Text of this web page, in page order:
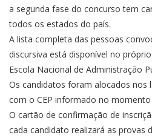
a segunda fase do concurso tem
todos os estados do país.
A lista completa das pessoas
discursiva está disponível no
Escola Nacional de Administração
Os candidatos foram alocados nos
com o CEP informado no momento
O cartão de confirmação de
cada candidato realizará as provas